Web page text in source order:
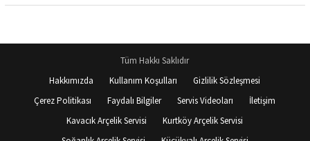
Tüm Hakkı Saklıdır
Hakkımızda
Kullanım Koşulları
Gizlilik Sözleşmesi
Çerez Politikası
Faydalı Bilgiler Servis Videoları
İletişim
Kavacık Arçelik Servisi
Kurtköy Arçelik Servisi